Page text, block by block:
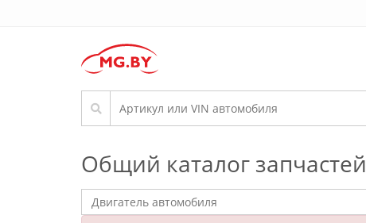
Общий каталог запчастей